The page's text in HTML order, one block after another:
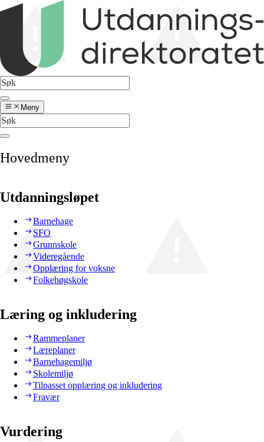
Meny
Hovedmeny
Utdanningsløpet
Barnehage
SFO
Grunnskole
Videregående
Opplæring for voksne
Folkehøgskole
Læring og inkludering
Rammeplaner
Læreplaner
Barnehagemiljø
Skolemiljø
Tilpasset opplæring og inkludering
Fravær
Vurdering